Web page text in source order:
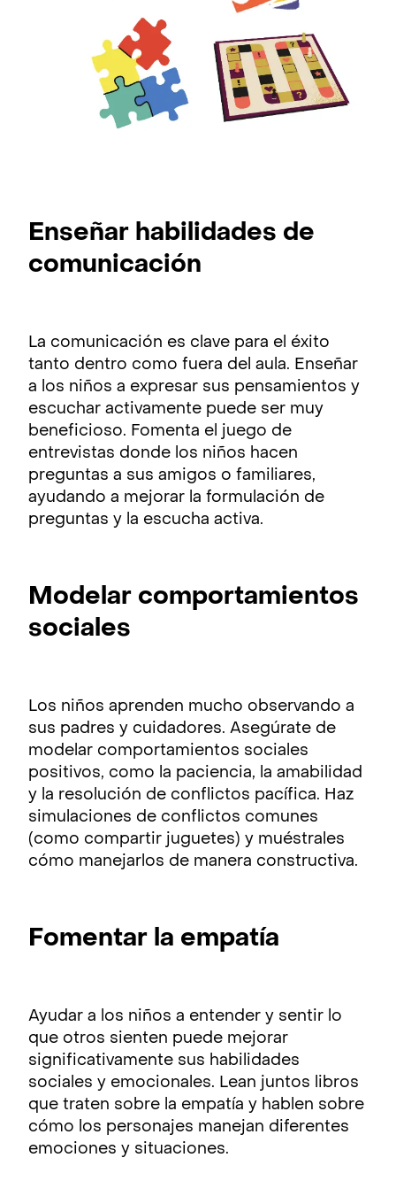
Enseñar habilidades de
comunicación
La comunicación es clave para el éxito
tanto dentro como fuera del aula. Enseñar
a los niños a expresar sus pensamientos y
escuchar activamente puede ser muy
beneficioso. Fomenta el juego de
entrevistas donde los niños hacen
preguntas a sus amigos o familiares,
ayudando a mejorar la formulación de
preguntas y la escucha activa.
Modelar comportamientos
sociales
Los niños aprenden mucho observando a
sus padres y cuidadores. Asegúrate de
modelar comportamientos sociales
positivos, como la paciencia, la amabilidad
y la resolución de conflictos pacífica. Haz
simulaciones de conflictos comunes
(como compartir juguetes) y muéstrales
cómo manejarlos de manera constructiva.
Fomentar la empatía
Ayudar a los niños a entender y sentir lo
que otros sienten puede mejorar
significativamente sus habilidades
sociales y emocionales. Lean juntos libros
que traten sobre la empatía y hablen sobre
cómo los personajes manejan diferentes
emociones y situaciones.